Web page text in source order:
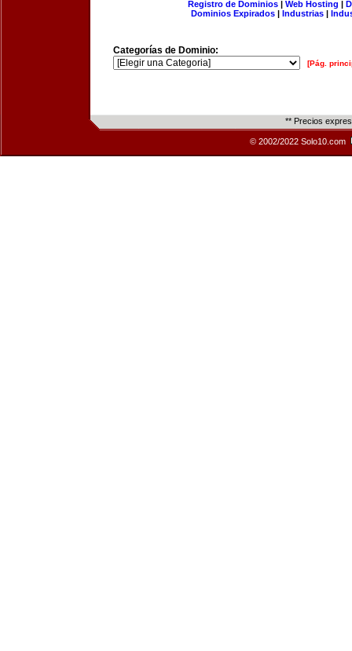
Registro de Dominios| Web Hosting |
Dominios Expirados | Industrias |
Categorías de Dominio:
[Pág.
** Precios
© 2002/2022 Solo10.com